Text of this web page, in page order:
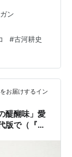
ヨン・フォ
きなのはハ
んの脚本が
かな？あっ
くて勧められ
ン
#古河耕史
お届けするイン
醍醐味」愛
版で（『舞